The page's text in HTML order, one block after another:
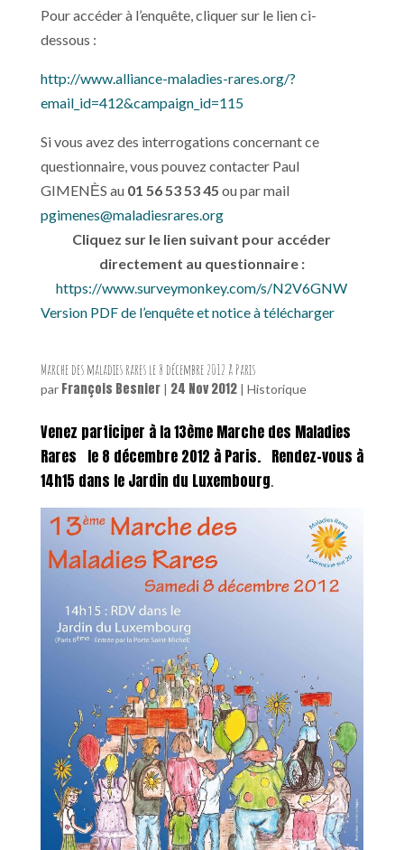
Pour accéder à l’enquête, cliquer sur le lien ci-
dessous :
http://www.alliance-maladies-rares.org/?
email_id=412&campaign_id=115
Si vous avez des interrogations concernant ce
questionnaire, vous pouvez contacter Paul
GIMENЀS au 01 56 53 53 45 ou par mail
pgimenes@maladiesrares.org
Cliquez sur le lien suivant pour accéder
directement au questionnaire :
https://www.surveymonkey.com/s/N2V6GNW
Version PDF de l’enquête et notice à télécharger
Marche des maladies rares le 8 décembre 2012 à Paris
par François Besnier| 24 Nov 2012| Historique
Venez participer à la 13ème Marche des Maladies
Rares le 8 décembre 2012 à Paris. Rendez-vous à
14h15 dans le Jardin du Luxembourg